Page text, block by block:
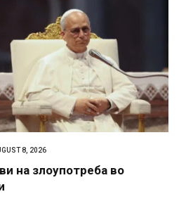
8, 2026
на злоупотреба во